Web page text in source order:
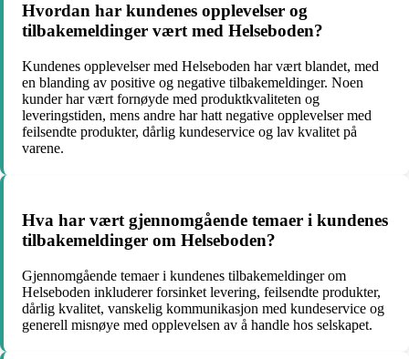
Hvordan har kundenes opplevelser og
tilbakemeldinger vært med Helseboden?
Kundenes opplevelser med Helseboden har vært blandet, med
en blanding av positive og negative tilbakemeldinger. Noen
kunder har vært fornøyde med produktkvaliteten og
leveringstiden, mens andre har hatt negative opplevelser med
feilsendte produkter, dårlig kundeservice og lav kvalitet på
varene.
Hva har vært gjennomgående temaer i kundenes
tilbakemeldinger om Helseboden?
Gjennomgående temaer i kundenes tilbakemeldinger om
Helseboden inkluderer forsinket levering, feilsendte produkter,
dårlig kvalitet, vanskelig kommunikasjon med kundeservice og
generell misnøye med opplevelsen av å handle hos selskapet.